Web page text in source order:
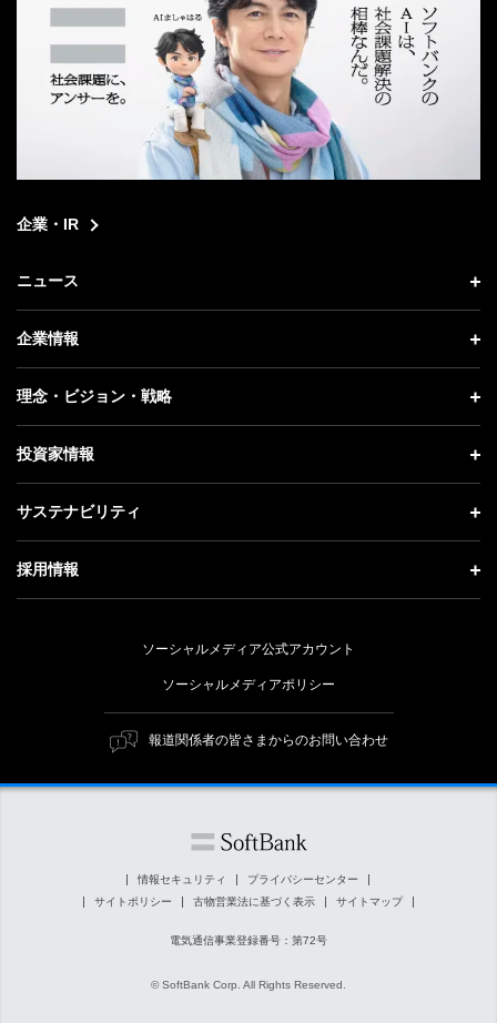
企業・IR
ニュース
ニュース トップ
プレスリリース
更新情報
記者説明会
企業情報
企業情報 トップ
社長メッセージ
事業紹介
ガバナンス
理念・ビジョン・戦略
理念・ビジョン・戦略 トップ
成長戦略「Activate AI for Society」
人材戦略
投資家情報
投資家情報 トップ
経営方針
個人投資家の皆さまへ
株式と社債について
サステナビリティ
サステナビリティ トップ
トップメッセージ
ESG方針・体制
マテリアリティ（重要課題）
ESGの主な取り組み
外部評価・イニシアチブ
採用情報
障がい者採用
ソーシャルメディア公式アカウント
ソーシャルメディアポリシー
報道関係者の皆さまからのお問い合わせ
情報セキュリティ
プライバシーセンター
サイトポリシー
古物営業法に基づく表示 サイトマップ
電気通信事業登録番号：第72号
© SoftBank Corp. All Rights Reserved.